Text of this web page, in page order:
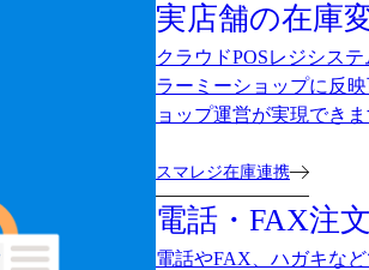
実店舗の在庫
クラウドPOSレジシス
ラーミーショップに反
ョップ運営が実現できま
スマレジ在庫連携
電話・FAX注
電話やFAX、ハガキな